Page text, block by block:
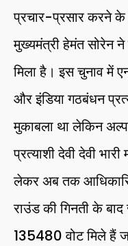
प्रचार-प्रसार करने
मुख्यमंत्री हेमंत सोरेन ने
मिला है। इस चुनाव में
और इंडिया गठबंधन
मुकाबला था लेकिन
प्रत्याशी देवी देवी
लेकर अब तक
राउंड की गिनती के
135480 वोट मिले हैं